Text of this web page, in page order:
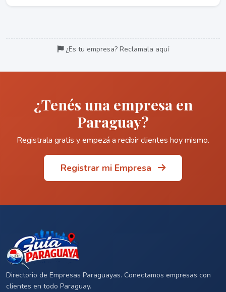
¿Es tu empresa? Reclamala aquí
¿Tenés una empresa en
Paraguay?
Registrala gratis y empezá a recibir clientes hoy mismo.
Registrar mi Empresa
Directorio de Empresas Paraguayas. Conectamos empresas con
clientes en todo Paraguay.